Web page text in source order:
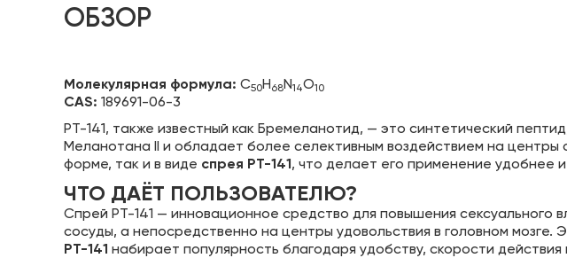
ОБЗОР
Молекулярная формула: C50H68N14O10
CAS: 189691-06-3
PT-141, также известный как Бремеланотид, — это синтетический
Меланотана II и обладает более селективным воздействием на центры
форме, так и в виде спрея PT-141, что делает его применение удобнее
ЧТО ДАЁТ ПОЛЬЗОВАТЕЛЮ?
Спрей PT-141 — инновационное средство для повышения сексуального
сосуды, а непосредственно на центры удовольствия в головном
PT-141 набирает популярность благодаря удобству, скорости действия